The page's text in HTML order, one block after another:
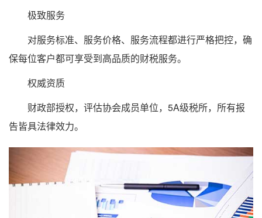
极致服务
对服务标准、服务价格、服务流程都进行严格把控，确
保每位客户都可享受到高品质的财税服务。
权威资质
财政部授权，评估协会成员单位，5A级税所，所有报
告皆具法律效力。